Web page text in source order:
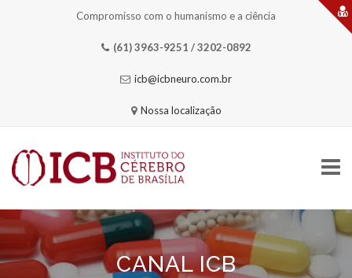
Compromisso com o humanismo e a ciência
(61) 3963-9251 / 3202-0892
icb@icbneuro.com.br
Nossa localização
Skip
to
content
HOME CANAL ICB